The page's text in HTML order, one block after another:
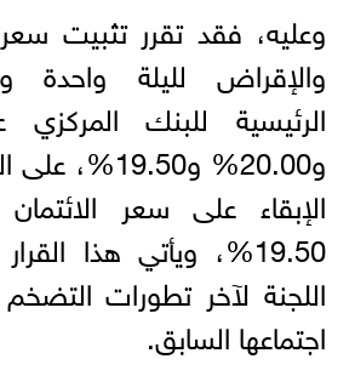
وعليه، فقد تقرر تثبيت
والإقراض لليلة واحدة
و20.00%
الإبقاء على سعر
19.50%، ويأتي هذا
اللجنة لآخر تطورات
اجتماعها السابق.